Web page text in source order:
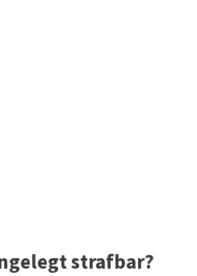
strafbar?